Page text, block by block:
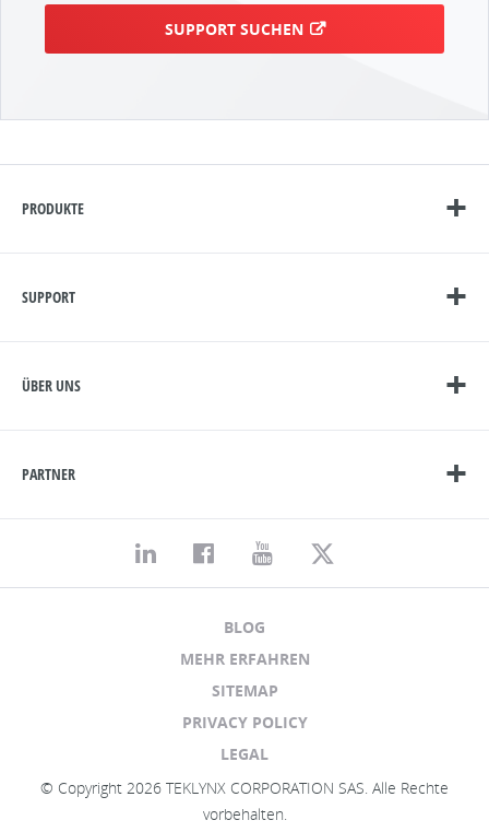
SUPPORT SUCHEN
PRODUKTE
SUPPORT
ÜBER UNS
PARTNER
© Copyright 2026 TEKLYNX CORPORATION SAS. Alle Rechte
vorbehalten.
BLOG
MEHR ERFAHREN
SITEMAP
PRIVACY POLICY
LEGAL